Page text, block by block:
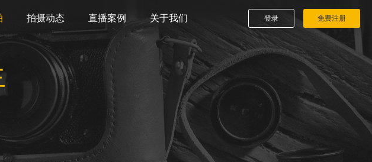
拍摄动态 直播案例 关于我们 登录 免费注册